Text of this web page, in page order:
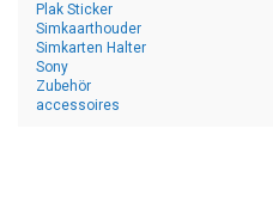
Plak Sticker
Simkaarthouder
Simkarten Halter
Sony
Zubehör
accessoires